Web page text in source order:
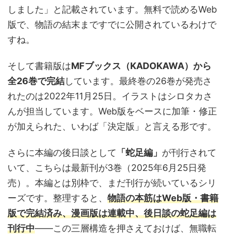
しました」と記載されています。無料で読めるWeb
版で、物語の結末まですでに公開されているわけで
すね。
そして書籍版はMFブックス（KADOKAWA）から
全26巻で完結しています。最終巻の26巻が発売さ
れたのは2022年11月25日。イラストはシロタカさ
んが担当しています。Web版をベースに加筆・修正
が加えられた、いわば「決定版」と言える形です。
さらに本編の後日談として 「蛇足編」 が刊行されて
いて、こちらは最新刊が3巻（2025年6月25日発
売）。本編とは別枠で、まだ刊行が続いているシリ
ーズです。整理すると、 物語の本筋はWeb版・書籍
版で完結済み、漫画版は連載中、後日談の蛇足編は
刊行中——この三層構造を押さえておけば、無職転